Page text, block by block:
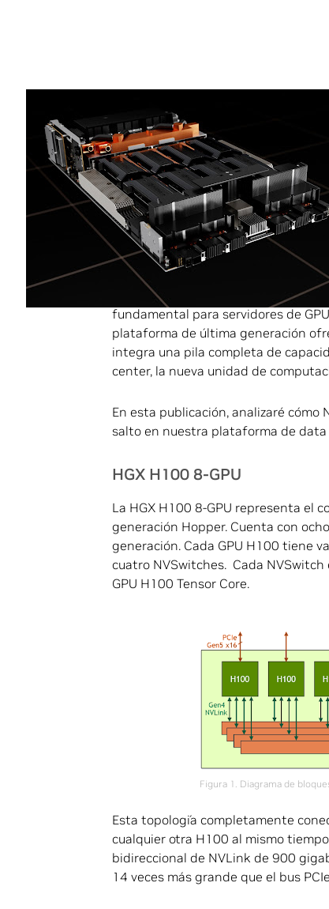
Compartir
La misión de NVIDIA es acelerar el
capacitarlos para resolver los
inteligencia artificial (IA),la
exponencialmente, los científicos
capaz de impulsar aceleraciones
desafíos extraordinarios.
Para responder a esta necesidad,
fundamental para servidores de
plataforma de última generación
integra una pila completa de
center, la nueva unidad de
En esta publicación, analizaré cómo
salto en nuestra plataforma de
HGX H100 8-GPU
La HGX H100 8-GPU representa el
generación Hopper. Cuenta con
generación. Cada GPU H100 tiene
cuatro NVSwitches. Cada
GPU H100 Tensor Core.
Figura 1. Diagrama de
Esta topología completamente
cualquier otra H100 al mismo
bidireccional de NVLink de 900
14 veces más grande que el bus